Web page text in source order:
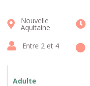
Nouvelle
Aquitaine
Entre 2 et 4
Adulte